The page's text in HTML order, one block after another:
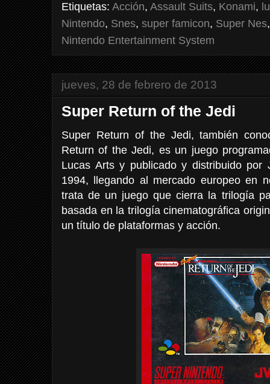
Etiquetas: Acción, Assault Suits, Konami,
Nintendo, Snes, super famicon, Super Nes
Nintendo Entertainment System
jueves, 28 de febrero de 2013
Super Return of the Jedi
Super Return of the Jedi, también
Return of the Jedi, es un juego
Lucas Arts y publicado y distribuido por
1994, llegando al mercado europeo en
trata de un juego que cierra la trilogía
basada en la trilogía cinematográfica
un título de plataformas y acción.